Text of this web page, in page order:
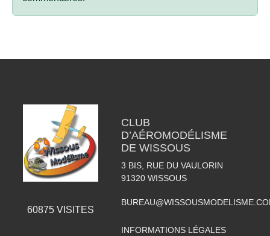
60875VISITES
CLUB
D’AÉROMODÉLISME
DE WISSOUS
3 BIS, RUE DU VAULORIN
91320 WISSOUS
INFORMATIONS LÉGALES